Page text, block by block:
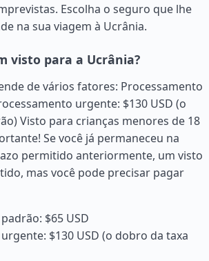
Escolha o seguro que lhe
na sua viagem à Ucrânia.
visto para a Ucrânia?
de vários fatores: Processamento
urgente: $130 USD (o
Visto para crianças menores de 18
Se você já permaneceu na
permitido anteriormente, um visto
mas você pode precisar pagar
$65 USD
$130 USD (o dobro da taxa